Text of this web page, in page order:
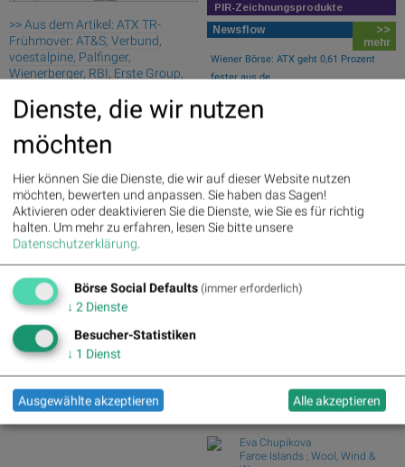
>> Aus dem Artikel: ATX TR-
Frühmover: AT&S, Verbund,
voestalpine, Palfinger,
Wienerberger, RBI, Erste Group,
Deutsche Telekom : 5.63% »
Details
Henkel : 3.89%» Details
Fresenius Medical Care : 2.12%
» Details
Fresenius : 1.71%» Details
Hochtief : -0.71% » Details
Rheinmetall : -0.85%
Siemens : -5.11%» Details
Siemens Energy : -1.19%»
Details
Scout24 : -6.12%» Details
PIR-Zeichnungsprodukte
Newsflow
>>
mehr
Wiener Börse: ATX geht 0,61 Prozent
fester aus de...
Mobility ste...
Biotech, Kapsch ...
Wie VIG, AT&S, Lenzing, CA Immo,
Wienerberger und...
Börse Social Club Board
Ralph Gibson
The Somnambulist
Lustrum Press
Eva Chupikova
Faroe Islands ; Wool, Wind &
Dienste, die wir nutzen
möchten
Hier können Sie die Dienste, die wir auf dieser Website nutzen
möchten, bewerten und anpassen. Sie haben das Sagen!
Aktivieren oder deaktivieren Sie die Dienste, wie Sie es für richtig
halten. Um mehr zu erfahren, lesen Sie bitte unsere
Datenschutzerklärung.
Börse Social Defaults (immer erforderlich)
↓ 2 Dienste
Besucher-Statistiken
↓ 1 Dienst
Ausgewählte akzeptieren Alle akzeptieren